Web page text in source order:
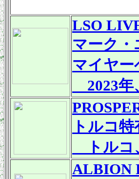
LSO
マーク・
マイヤー
2023年
トルコ
トルコ
ALBION